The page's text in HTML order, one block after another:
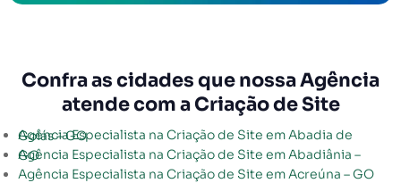
Confra as cidades que nossa Agência
atende com a Criação de Site
Agência Especialista na Criação de Site em Abadia de Goiás – GO
Agência Especialista na Criação de Site em Abadiânia – GO
Agência Especialista na Criação de Site em Acreúna – GO